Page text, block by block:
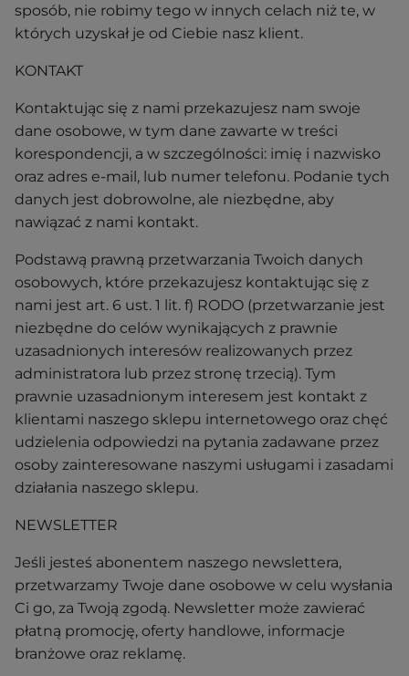
sposób, nie robimy tego w innych celach niż te, w
których uzyskał je od Ciebie nasz klient.
KONTAKT
Kontaktując się z nami przekazujesz nam swoje
dane osobowe, w tym dane zawarte w treści
korespondencji, a w szczególności: imię i nazwisko
oraz adres e-mail, lub numer telefonu. Podanie tych
danych jest dobrowolne, ale niezbędne, aby
nawiązać z nami kontakt.
Podstawą prawną przetwarzania Twoich danych
osobowych, które przekazujesz kontaktując się z
nami jest art. 6 ust. 1 lit. f) RODO (przetwarzanie jest
niezbędne do celów wynikających z prawnie
uzasadnionych interesów realizowanych przez
administratora lub przez stronę trzecią). Tym
prawnie uzasadnionym interesem jest kontakt z
klientami naszego sklepu internetowego oraz chęć
udzielenia odpowiedzi na pytania zadawane przez
osoby zainteresowane naszymi usługami i zasadami
działania naszego sklepu.
NEWSLETTER
Jeśli jesteś abonentem naszego newslettera,
przetwarzamy Twoje dane osobowe w celu wysłania
Ci go, za Twoją zgodą. Newsletter może zawierać
płatną promocję, oferty handlowe, informacje
branżowe oraz reklamę.